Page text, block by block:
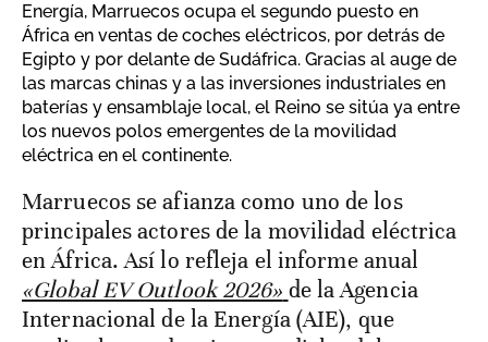
Energía, Marruecos ocupa el segundo puesto en
África en ventas de coches eléctricos, por detrás de
Egipto y por delante de Sudáfrica. Gracias al auge de
las marcas chinas y a las inversiones industriales en
baterías y ensamblaje local, el Reino se sitúa ya entre
los nuevos polos emergentes de la movilidad
eléctrica en el continente.
Marruecos se afianza como uno de los
principales actores de la movilidad eléctrica
en África. Así lo refleja el informe anual
«Global EV Outlook 2026» de la Agencia
Internacional de la Energía (AIE), que